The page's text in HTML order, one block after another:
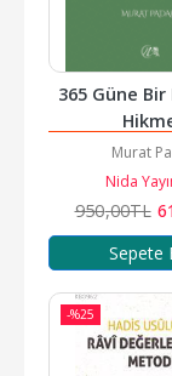
365 Güne Bir
Murat
Nida
950,00TL
Sepete
-%25